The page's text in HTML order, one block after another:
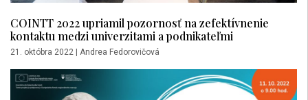
COINTT 2022 upriamil pozornosť na zefektívnenie
kontaktu medzi univerzitami a podnikateľmi
21. októbra 2022 Andrea Fedorovičová